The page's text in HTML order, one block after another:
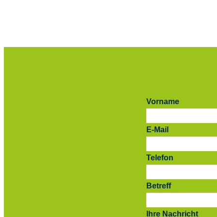
Vorname
E-Mail
Telefon
Betreff
Ihre Nachricht